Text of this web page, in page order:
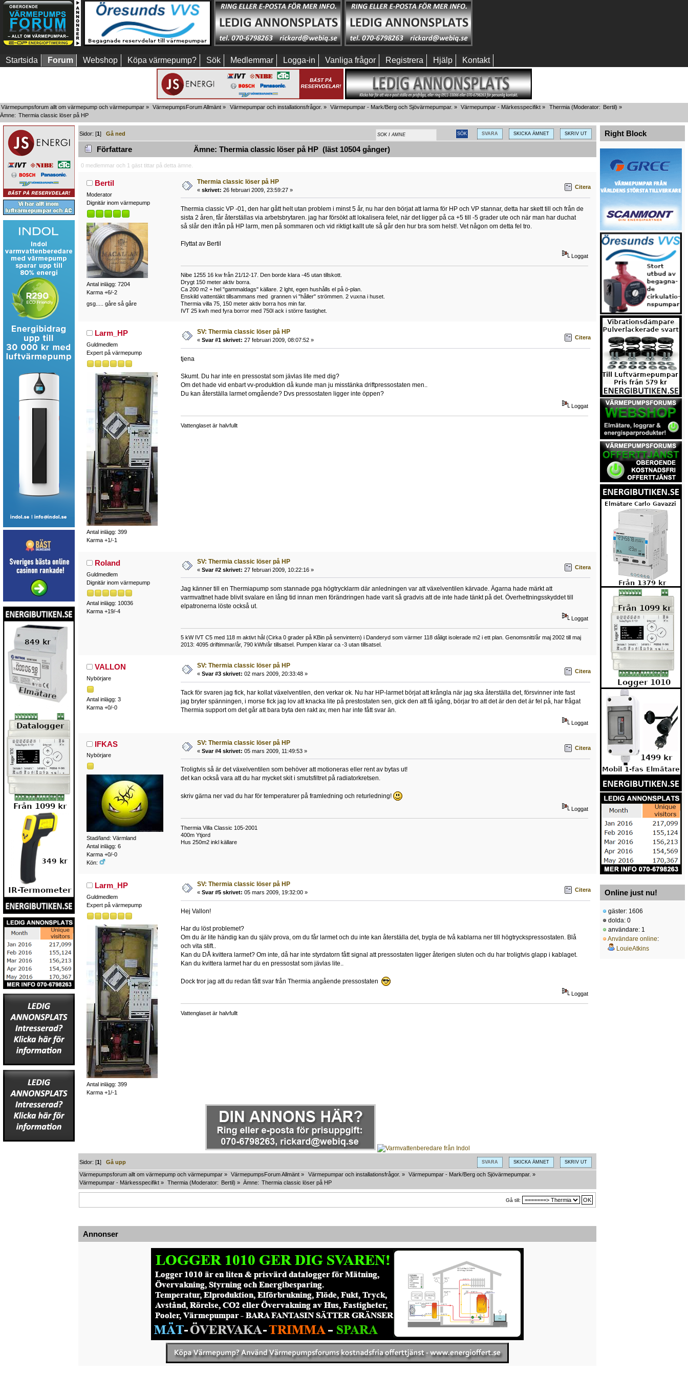
Startsida Forum Webshop Köpa värmepump? Sök Medlemmar Logga-in Vanliga frågor Registrera Hjälp Kontakt
Värmepumpsforum allt om värmepump och värmepumpar » VärmepumpsForum Allmänt » Värmepumpar och installationsfrågor. » Värmepumpar - Mark/Berg och Sjövärmepumpar. » Värmepumpar - Märkesspecifikt » Thermia(Moderator: Bertil) »
Ämne: Thermia classic löser på HP
SVARA SKICKA ÄMNET SKRIV UT
Sidor: [1]Gå ned
Författare Ämne: Thermia classic löser på HP (läst 10504 gånger)
0 medlemmar och 1 gäst tittar på detta ämne.
Bertil
Moderator
Dignitär inom värmepump
Antal inlägg: 7204
Karma +6/-2
gsg..... gåre så gåre
Thermia classic löser på HP
« skrivet: 26 februari 2009, 23:59:27 » Citera
Thermia classic VP -01, den har gått helt utan problem i minst 5 år, nu har den börjat att larma för HP och VP stannar, detta har skett till och från de
sista 2 åren, får återställas via arbetsbrytaren. jag har försökt att lokalisera felet, när det ligger på ca +5 till -5 grader ute och när man har duchat
så slår den ifrån på HP larm, men på sommaren och vid riktigt kallt ute så går den hur bra som helst!. Vet någon om detta fel tro.
Flyttat av Bertil
Loggat
Nibe 1255 16 kw från 21/12-17. Den borde klara -45 utan tillskott.
Drygt 150 meter aktiv borra.
Ca 200 m2 + hel "gammaldags" källare. 2 lght, egen hushålls el på ö-plan.
Enskild vattentäkt tillsammans med grannen vi "håller" strömmen. 2 vuxna i huset.
Thermia villa 75, 150 meter aktiv borra hos min far.
IVT 25 kwh med fyra borror med 750l ack i större fastighet.
Larm_HP
Guldmedlem
Expert på värmepump
Antal inlägg: 399
Karma +1/-1
SV: Thermia classic löser på HP
« Svar #1 skrivet: 27 februari 2009, 08:07:52 » Citera
tjena
Skumt. Du har inte en pressostat som jävlas lite med dig?
Om det hade vid enbart vv-produktion då kunde man ju misstänka driftpressostaten men..
Du kan återställa larmet omgående? Dvs pressostaten ligger inte öppen?
Loggat
Vattenglaset är halvfullt
Roland
Guldmedlem
Dignitär inom värmepump
Antal inlägg: 10036
Karma +19/-4
SV: Thermia classic löser på HP
« Svar #2 skrivet: 27 februari 2009, 10:22:16 » Citera
Jag känner till en Thermiapump som stannade pga högtrycklarm där anledningen var att växelventilen kärvade. Ägarna hade märkt att
varmvattnet hade blivit svalare en lång tid innan men förändringen hade varit så gradvis att de inte hade tänkt på det. Överhettningsskyddet till
elpatronerna löste också ut.
Loggat
5 kW IVT C5 med 118 m aktivt hål (Cirka 0 grader på KBin på senvintern) i Danderyd som värmer 118 dåligt isolerade m2 i ett plan. Genomsnitt/år maj 2002 till maj
2013: 4095 driftimmar/år, 790 kWh/år tillsatsel. Pumpen klarar ca -3 utan tillsatsel.
VALLON
Nybörjare
Antal inlägg: 3
Karma +0/-0
SV: Thermia classic löser på HP
« Svar #3 skrivet: 02 mars 2009, 20:33:48 » Citera
Tack för svaren jag fick, har kollat växelventilen, den verkar ok. Nu har HP-larmet börjat att krångla när jag ska återställa det, försvinner inte fast
jag bryter spänningen, i morse fick jag lov att knacka lite på prestostaten sen, gick den att få igång, börjar tro att det är den det är fel på, har frågat
Thermia support om det går att bara byta den rakt av, men har inte fått svar än.
Loggat
IFKAS
Nybörjare
Stad/land: Värmland
Antal inlägg: 6
Karma +0/-0
Kön:
SV: Thermia classic löser på HP
« Svar #4 skrivet: 05 mars 2009, 11:49:53 » Citera
Troligtvis så är det växelventilen som behöver att motioneras eller rent av bytas ut!
det kan också vara att du har mycket skit i smutsfiltret på radiatorkretsen.
skriv gärna ner vad du har för temperaturer på framledning och returledning!
Loggat
Thermia Villa Classic 105-2001
400m Ytjord
Hus 250m2 inkl källare
Larm_HP
Guldmedlem
Expert på värmepump
Antal inlägg: 399
Karma +1/-1
SV: Thermia classic löser på HP
« Svar #5 skrivet: 05 mars 2009, 19:32:00 » Citera
Hej Vallon!
Har du löst problemet?
Om du är lite händig kan du själv prova, om du får larmet och du inte kan återställa det, bygla de två kablarna ner till högtryckspressostaten. Blå
och vita stift..
Kan du DÅ kvittera larmet? Om inte, då har inte styrdatorn fått signal att pressostaten ligger återigen sluten och du har troligtvis glapp i kablaget.
Kan du kvittera larmet har du en pressostat som jävlas lite..
Dock tror jag att du redan fått svar från Thermia angående pressostaten
Loggat
Vattenglaset är halvfullt
SVARA SKICKA ÄMNET SKRIV UT
Sidor: [1]Gå upp
Värmepumpsforum allt om värmepump och värmepumpar » VärmepumpsForum Allmänt » Värmepumpar och installationsfrågor. » Värmepumpar - Mark/Berg och Sjövärmepumpar. »
Värmepumpar - Märkesspecifikt » Thermia (Moderator: Bertil) » Ämne: Thermia classic löser på HP
Gå till:
Annonser
Right Block
Online just nu!
gäster: 1606
dolda: 0
användare: 1
Användare online:
LouieAtkins